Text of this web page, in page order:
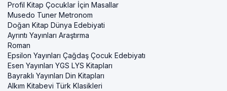
Profil Kitap Çocuklar İçin Masallar
Musedo Tuner Metronom
Doğan Kitap Dünya Edebiyati
Ayrıntı Yayınları Araştırma
Roman
Epsilon Yayınları Çağdaş Çocuk Edebiyatı
Esen Yayınları YGS LYS Kitapları
Bayraklı Yayınları Din Kitapları
Alkım Kitabevi Türk Klasikleri